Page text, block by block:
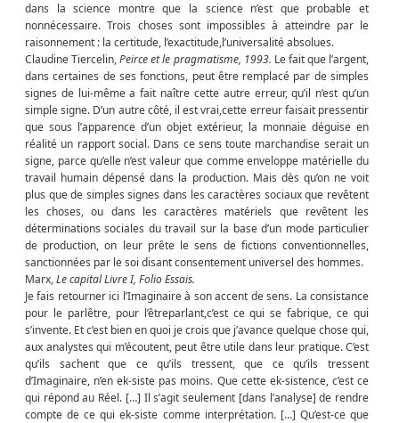
dans la science montre que la science n’est que probable et
nonnécessaire. Trois choses sont impossibles à atteindre par le
raisonnement : la certitude, l’exactitude,l’universalité absolues.
Claudine Tiercelin,Peirce et le pragmatisme, 1993. Le fait que l’argent,
dans certaines de ses fonctions, peut être remplacé par de simples
signes de lui-même a fait naître cette autre erreur, qu’il n’est qu’un
simple signe. D’un autre côté, il est vrai,cette erreur faisait pressentir
que sous l’apparence d’un objet extérieur, la monnaie déguise en
réalité un rapport social. Dans ce sens toute marchandise serait un
signe, parce qu’elle n’est valeur que comme enveloppe matérielle du
travail humain dépensé dans la production. Mais dès qu’on ne voit
plus que de simples signes dans les caractères sociaux que revêtent
les choses, ou dans les caractères matériels que revêtent les
déterminations sociales du travail sur la base d’un mode particulier
de production, on leur prête le sens de fictions conventionnelles,
sanctionnées par le soi disant consentement universel des hommes.
Marx,Le capital Livre I, Folio Essais.
Je fais retourner ici l’Imaginaire à son accent de sens. La consistance
pour le parlêtre, pour l’êtreparlant,c’est ce qui se fabrique, ce qui
s’invente. Et c’est bien en quoi je crois que j’avance quelque chose qui,
aux analystes qui m’écoutent, peut être utile dans leur pratique. C’est
qu’ils sachent que ce qu’ils tressent, que ce qu’ils tressent
d’Imaginaire, n’en ek-siste pas moins. Que cette ek-sistence, c’est ce
qui répond au Réel. […] Il s’agit seulement [dans l’analyse] de rendre
compte de ce qui ek-siste comme interprétation. […] Qu’est-ce que